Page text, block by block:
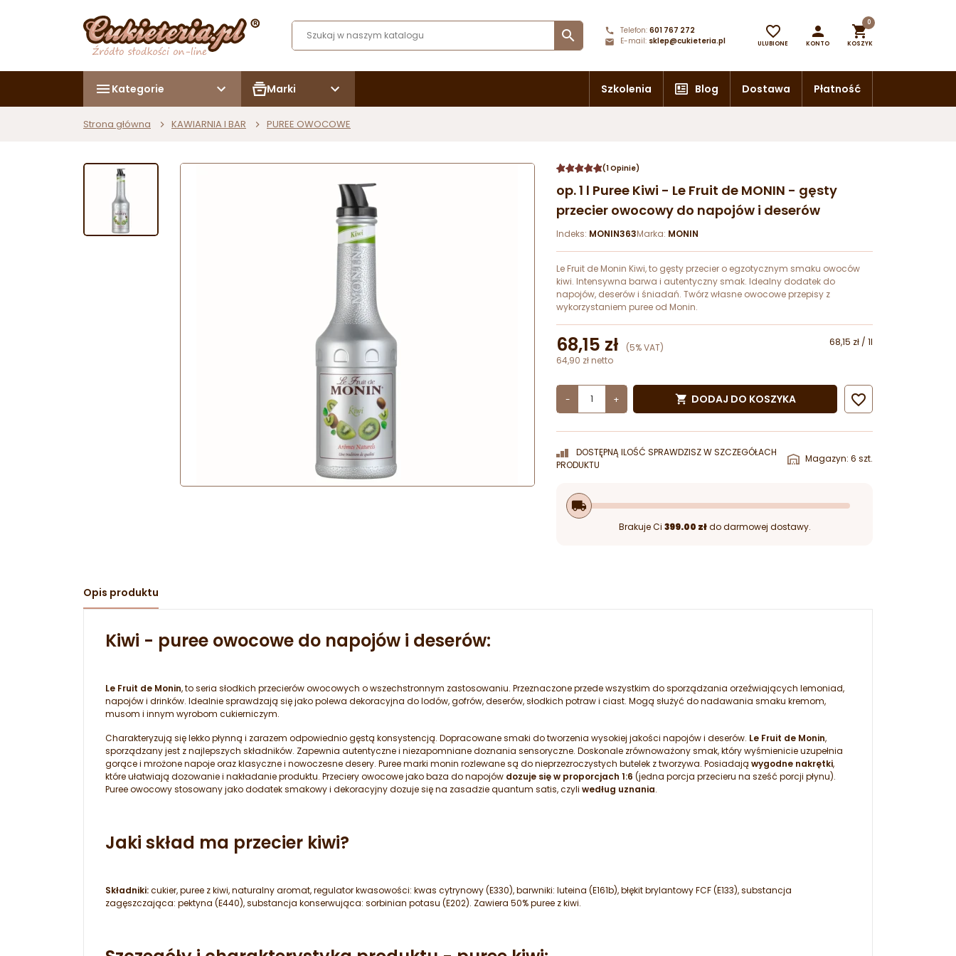
 Telefon: 601 767 272
E-mail: sklep@cukieteria.pl

ULUBIONE

KONTO

0
KOSZYK
Kategorie Marki Szkolenia Blog Dostawa Płatność
Strona główna KAWIARNIA I BAR PUREE OWOCOWE
(1 Opinie)
op. 1 l Puree Kiwi - Le Fruit de MONIN - gęsty
przecier owocowy do napojów i deserów
Indeks: MONIN363Marka: MONIN
Le Fruit de Monin Kiwi, to gęsty przecier o egzotycznym smaku owoców
kiwi. Intensywna barwa i autentyczny smak. Idealny dodatek do
napojów, deserów i śniadań. Twórz własne owocowe przepisy z
wykorzystaniem puree od Monin.
68,15 zł (5% VAT)
68,15 zł / 1l
64,90 zł netto
- +  DODAJ DO KOSZYKA 
DOSTĘPNĄ ILOŚĆ SPRAWDZISZ W SZCZEGÓŁACH
PRODUKTU
Magazyn: 6 szt.
local_shipping
Brakuje Ci 399.00 złdo darmowej dostawy.
Opis produktu
Kiwi - puree owocowe do napojów i deserów:
Le Fruit de Monin, to seria słodkich przecierów owocowych o wszechstronnym zastosowaniu. Przeznaczone przede wszystkim do sporządzania orzeźwiających lemoniad,
napojów i drinków. Idealnie sprawdzają się jako polewa dekoracyjna do lodów, gofrów, deserów, słodkich potraw i ciast. Mogą służyć do nadawania smaku kremom,
musom i innym wyrobom cukierniczym.
Charakteryzują się lekko płynną i zarazem odpowiednio gęstą konsystencją. Dopracowane smaki do tworzenia wysokiej jakości napojów i deserów. Le Fruit de Monin,
sporządzany jest z najlepszych składników. Zapewnia autentyczne i niezapomniane doznania sensoryczne. Doskonale zrównoważony smak, który wyśmienicie uzupełnia
gorące i mrożone napoje oraz klasyczne i nowoczesne desery. Puree marki monin rozlewane są do nieprzezroczystych butelek z tworzywa. Posiadają wygodne nakrętki,
które ułatwiają dozowanie i nakładanie produktu. Przeciery owocowe jako baza do napojów dozuje się w proporcjach 1:6 (jedna porcja przecieru na sześć porcji płynu).
Puree owocowy stosowany jako dodatek smakowy i dekoracyjny dozuje się na zasadzie quantum satis, czyli według uznania.
Jaki skład ma przecier kiwi?
Składniki:cukier, puree z kiwi, naturalny aromat, regulator kwasowości: kwas cytrynowy (E330), barwniki: luteina (E161b), błękit brylantowy FCF (E133), substancja
zagęszczająca: pektyna (E440), substancja konserwująca: sorbinian potasu (E202). Zawiera 50% puree z kiwi.